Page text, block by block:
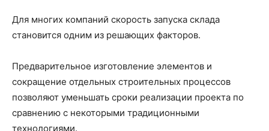
Для многих компаний скорость запуска склада
становится одним из решающих факторов.
Предварительное изготовление элементов и
сокращение отдельных строительных процессов
позволяют уменьшать сроки реализации проекта по
сравнению с некоторыми традиционными
технологиями.